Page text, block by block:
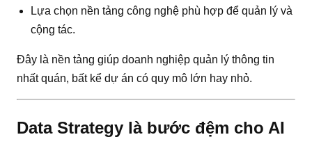
Lựa chọn nền tảng công nghệ phù hợp để quản lý và
cộng tác.
Đây là nền tảng giúp doanh nghiệp quản lý thông tin
nhất quán, bất kể dự án có quy mô lớn hay nhỏ.
Data Strategy là bước đệm cho AI